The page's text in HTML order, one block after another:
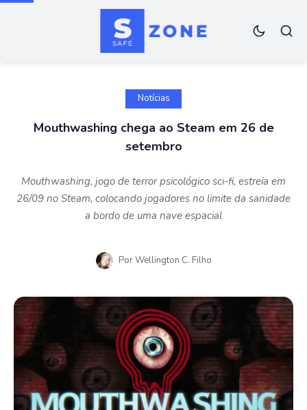
Notícias
Mouthwashing chega ao Steam em 26 de
setembro
Mouthwashing, jogo de terror psicológico sci-fi, estreia em
26/09 no Steam, colocando jogadores no limite da sanidade
a bordo de uma nave espacial
PorWellington C. Filho